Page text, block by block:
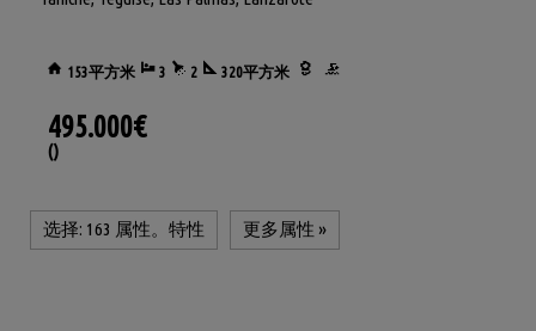
153平方米 3 2 320平方米
495.000€
()
选择: 163 属性。特性 更多属性 »